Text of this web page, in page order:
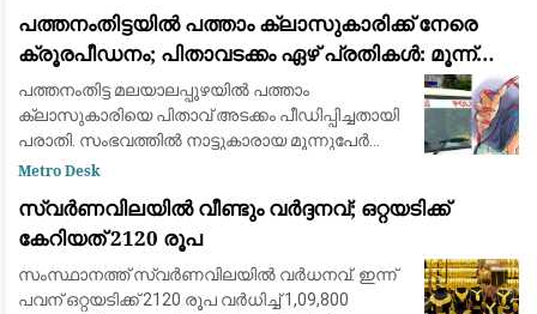
പത്തനംതിട്ടയിൽ പത്താം ക്ലാസുകാരിക്ക് നേരെ
ക്രൂരപീഡനം; പിതാവടക്കം ഏഴ് പ്രതികൾ: മൂന്ന്
പേർ അറസ്റ്റിൽ
പത്തനംതിട്ട മലയാലപ്പുഴയിൽ പത്താം
ക്ലാസുകാരിയെ പിതാവ് അടക്കം പീഡിപ്പിച്ചതായി
പരാതി. സംഭവത്തില്‍ നാട്ടുകാരായ മൂന്നുപേർ
അറസ്റ്റില്‍. പെൺകുട്ടി താമസിച്ച കെട്ടിടത്തിന്റെ
Metro Desk
സ്വര്‍ണവിലയിൽ വീണ്ടും വർദ്ദനവ്; ഒറ്റയടിക്ക്
കേറിയത് 2120 രൂപ
സംസ്ഥാനത്ത് സ്വര്‍ണവിലയിൽ വർധനവ്. ഇന്ന്
പവന് ഒറ്റയടിക്ക് 2120 രൂപ വർധിച്ച് 1,09,800